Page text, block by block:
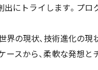
にトライします。プロ
界の現状、技術進化の現
ースから、柔軟な発想と